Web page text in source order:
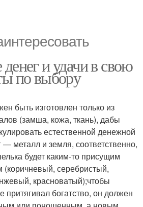
и удачи в свою
по выбору
быть изготовлен только из
(замша, кожа, ткань), дабы
естественной денежной
— металл и земля, соответственно,
будет каким-то присущим
серебристый,
красноватый);чтобы
притягивал богатство, он должен